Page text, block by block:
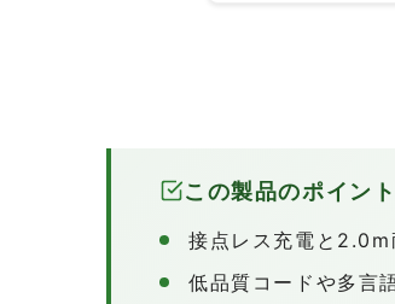
この製品のポイント
接点レス充電と2.0m
低品質コードや多言